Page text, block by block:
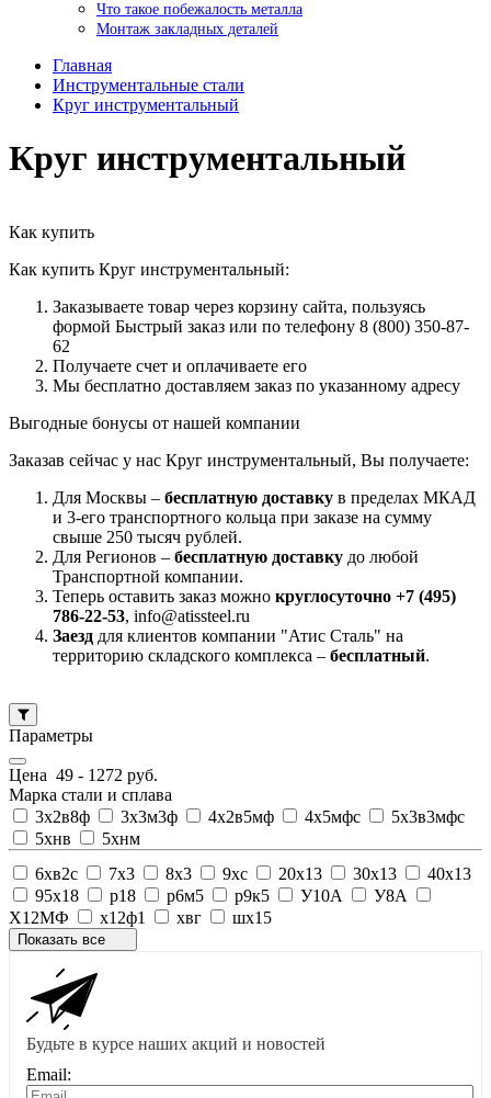
Что такое побежалость металла
Монтаж закладных деталей
Главная
Инструментальные стали
Круг инструментальный
Круг инструментальный
Как купить
Как купить Круг инструментальный:
Заказываете товар через корзину сайта, пользуясь
формой Быстрый заказ или по телефону 8 (800) 350-87-
62
Получаете счет и оплачиваете его
Мы бесплатно доставляем заказ по указанному адресу
Выгодные бонусы от нашей компании
Заказав сейчас у нас Круг инструментальный, Вы получаете:
Для Москвы – бесплатную доставку в пределах МКАД
и 3-его транспортного кольца при заказе на сумму
свыше 250 тысяч рублей.
Для Регионов – бесплатную доставку до любой
Транспортной компании.
Теперь оставить заказ можно круглосуточно +7 (495)
786-22-53, info@atissteel.ru
Заезд для клиентов компании "Атис Сталь" на
территорию складского комплекса – бесплатный.
Параметры
Цена 49 - 1272 руб.
Марка стали и сплава
3х2в8ф
3х3м3ф 4х2в5мф 4х5мфс
5х3в3мфс
5хнв
5хнм
6хв2с
7х3 8х3 9хс 20х13 30х13
40х13
95х18
р18 р6м5 р9к5 У10А
У8А
Х12МФ
х12ф1 хвг шх15
Показать все
Будьте в курсе наших акций и новостей
Email: